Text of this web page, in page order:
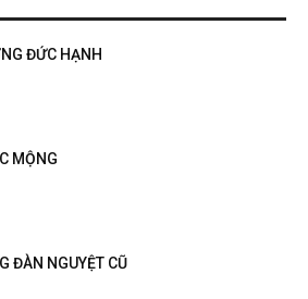
ĐỨC HẠNH
MỘNG
ĐÀN NGUYỆT CŨ